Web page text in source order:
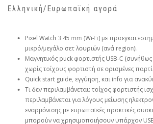
Ελληνική/Ευρωπαϊκή αγορά
Pixel Watch 3 45 mm (Wi‑Fi) με
μικρό/μεγάλο σετ λουριών (ανά region).
Μαγνητικός puck φορτιστής USB‑C
χωρίς τοίχoυς φορτιστή σε ορισμένες
Quick start guide, εγγύηση, και info για
Τι δεν περιλαμβάνεται: τοίχoς φορτιστής
περιλαμβάνεται για λόγους μείωσης
εναρμόνισης με ευρωπαϊκές πρακτικές
μπορούν να χρησιμοποιήσουν υπάρχον